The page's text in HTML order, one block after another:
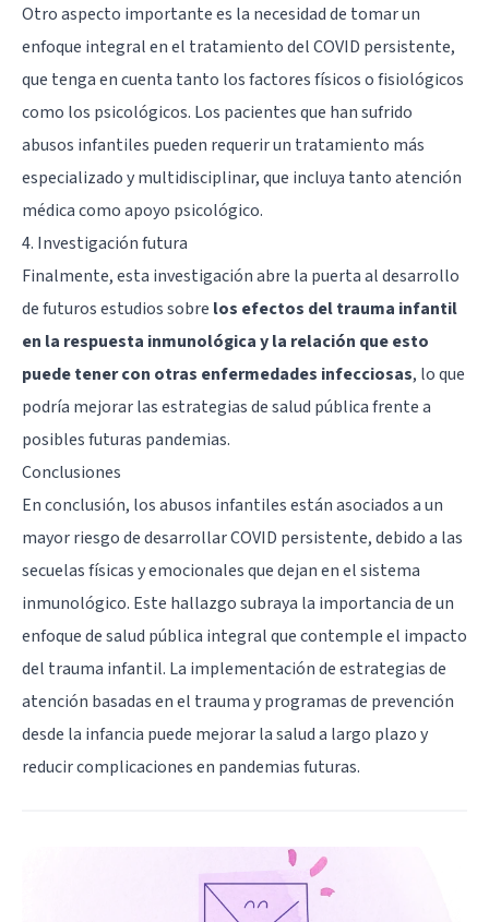
Otro aspecto importante es la necesidad de tomar un
enfoque integral en el tratamiento del COVID persistente,
que tenga en cuenta tanto los factores físicos o fisiológicos
como los psicológicos. Los pacientes que han sufrido
abusos infantiles pueden requerir un tratamiento más
especializado y multidisciplinar, que incluya tanto atención
médica como apoyo psicológico.
4. Investigación futura
Finalmente, esta investigación abre la puerta al desarrollo
de futuros estudios sobre los efectos del trauma infantil
en la respuesta inmunológica y la relación que esto
puede tener con otras enfermedades infecciosas, lo que
podría mejorar las estrategias de salud pública frente a
posibles futuras pandemias.
Conclusiones
En conclusión, los abusos infantiles están asociados a un
mayor riesgo de desarrollar COVID persistente, debido a las
secuelas físicas y emocionales que dejan en el sistema
inmunológico. Este hallazgo subraya la importancia de un
enfoque de salud pública integral que contemple el impacto
del trauma infantil. La implementación de estrategias de
atención basadas en el trauma y programas de prevención
desde la infancia puede mejorar la salud a largo plazo y
reducir complicaciones en pandemias futuras.